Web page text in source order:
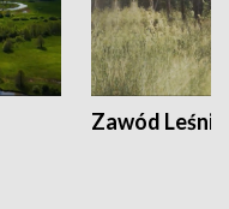
Zawód Leśnik